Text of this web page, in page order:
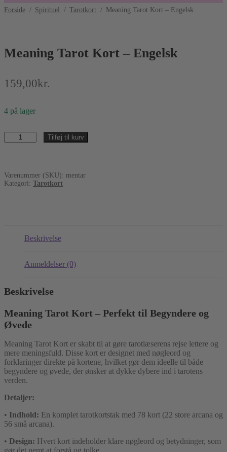
Forside / Spirituel / Tarotkort / Meaning Tarot Kort – Engelsk
Meaning Tarot Kort – Engelsk
159,00kr.
4 på lager
Meaning
Tarot
Engelsk
antal
Tilføj til kurv
Varenummer (SKU): mentar
Kategori: Tarotkort
Beskrivelse
Anmeldelser (0)
Beskrivelse
Meaning Tarot Kort – Perfekt til Begyndere og
Øvede
Meaning Tarot Kort er skabt til at gøre tarotlæserens rejse lettere og
mere meningsfuld. Disse kort er designet med nøgleord og
forklaringer direkte på kortene, hvilket gør dem ideelle til både
begyndere og øvede, der ønsker at dykke dybere ind i tarotens
verden.
Detaljer:
• Indhold: En komplet tarotkortstak med 78 kort (22 store arcana og
56 små arcana).
• Design: Hvert kort indeholder klare nøgleord og betydninger, som
gør det nemt at forstå og tolke.